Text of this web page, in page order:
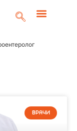
ВРАЧИ